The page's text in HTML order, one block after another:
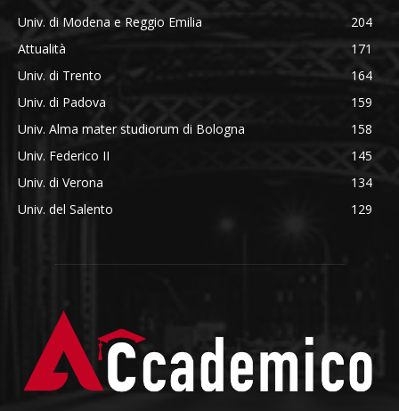
Univ. di Modena e Reggio Emilia
204
Attualità
171
Univ. di Trento
164
Univ. di Padova
159
Univ. Alma mater studiorum di Bologna
158
Univ. Federico II
145
Univ. di Verona
134
Univ. del Salento
129